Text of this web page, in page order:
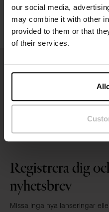
our social media,
may combine it with other
provided to them or that
of their services.
Recensioner
Registrera dig
nyhetsbrev
Missa inga nya lanseringar